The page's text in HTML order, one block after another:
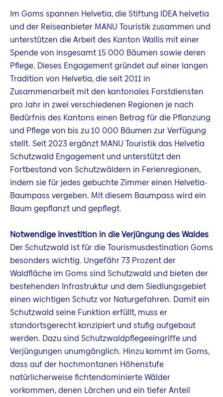
Im Goms spannen Helvetia, die Stiftung IDEA helvetia
und der Reiseanbieter MANU Touristik zusammen und
unterstützen die Arbeit des Kanton Wallis mit einer
Spende von insgesamt 15 000 Bäumen sowie deren
Pflege. Dieses Engagement gründet auf einer langen
Tradition von Helvetia, die seit 2011 in
Zusammenarbeit mit den kantonales Forstdiensten
pro Jahr in zwei verschiedenen Regionen je nach
Bedürfnis des Kantons einen Betrag für die Pflanzung
und Pflege von bis zu 10 000 Bäumen zur Verfügung
stellt. Seit 2023 ergänzt MANU Touristik das Helvetia
Schutzwald Engagement und unterstützt den
Fortbestand von Schutzwäldern in Ferienregionen,
indem sie für jedes gebuchte Zimmer einen Helvetia-
Baumpass vergeben. Mit diesem Baumpass wird ein
Baum gepflanzt und gepflegt.
Notwendige Investition in die Verjüngung des Waldes
Der Schutzwald ist für die Tourismusdestination Goms
besonders wichtig. Ungefähr 73 Prozent der
Waldfläche im Goms sind Schutzwald und bieten der
bestehenden Infrastruktur und dem Siedlungsgebiet
einen wichtigen Schutz vor Naturgefahren. Damit ein
Schutzwald seine Funktion erfüllt, muss er
standortsgerecht konzipiert und stufig aufgebaut
werden. Dazu sind Schutzwaldpflegeeingriffe und
Verjüngungen unumgänglich. Hinzu kommt im Goms,
dass auf der hochmontanen Höhenstufe
natürlicherweise fichtendominierte Wälder
vorkommen, denen Lärchen und ein tiefer Anteil